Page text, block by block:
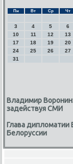
Пн Вт Ср Чт
3
4 5 6
10
11 12 13
17
18 19 20
24
25 26 27
31
Владимир
задействуя СМИ
Глава дипломатии
Белоруссии